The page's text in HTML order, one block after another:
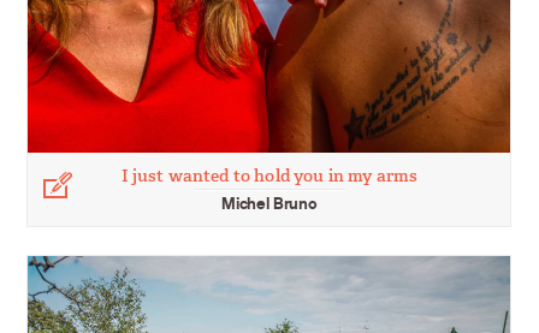
I just wanted to hold you in my arms
Michel Bruno
Légende